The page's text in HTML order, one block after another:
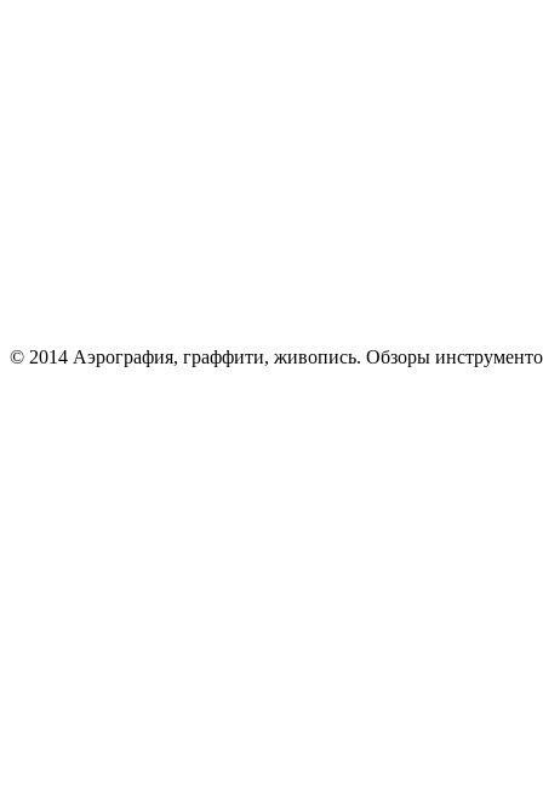
© 2014 Аэрография, граффити, живопись. Обзоры